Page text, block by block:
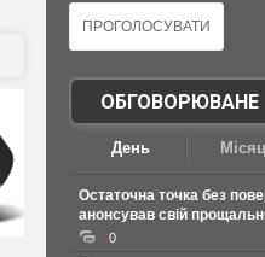
ОБГОВОРЮВАНЕ
День
Остаточна точка без
анонсував свій
0